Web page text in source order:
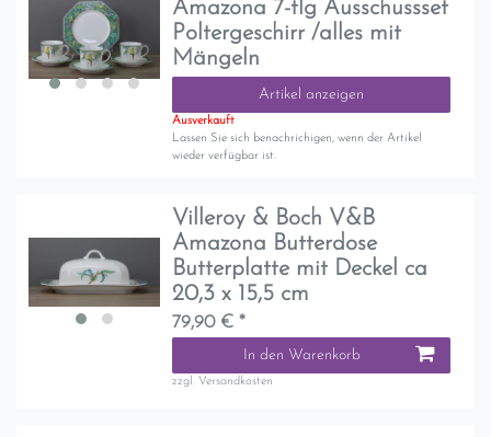
Amazona 7-tlg Ausschussset
Poltergeschirr /alles mit
Mängeln
Artikel anzeigen
Ausverkauft
Lassen Sie sich benachrichigen, wenn der Artikel
wieder verfügbar ist.
Villeroy & Boch V&B
Amazona Butterdose
Butterplatte mit Deckel ca
20,3 x 15,5 cm
79,90 € *
In den Warenkorb
zzgl. Versandkosten